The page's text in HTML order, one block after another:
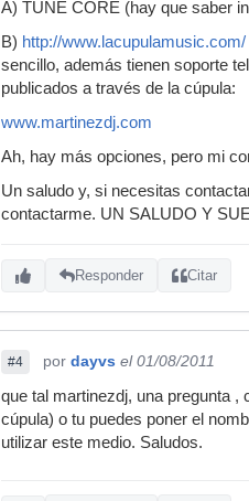
A) TUNE CORE (hay que saber
B) http://www.lacupulamusic.com/
sencillo, además tienen soporte
publicados a través de la cúpula:
www.martinezdj.com
Ah, hay más opciones, pero mi
Un saludo y, si necesitas
contactarme. UN SALUDO Y
Responder Citar
#4 por dayvs el 01/08/2011
que tal martinezdj, una pregunta
cúpula) o tu puedes poner el
utilizar este medio. Saludos.